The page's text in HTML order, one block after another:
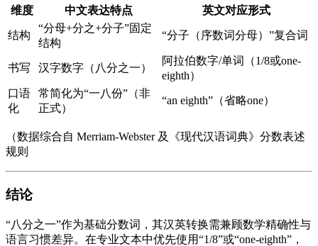
维度 中文表达特点 英文对应形式
结构
“分母+分之+分子”固定
结构
“分子（序数词分母）”复合词
书写 汉字数字（八分之一）
阿拉伯数字/单词（1/8或one-
eighth）
口语
化
常简化为“一八份”（非
正式）
“an eighth”（省略one）
（数据综合自 Merriam-Webster 及《现代汉语词典》分数表述
规则
结论
“八分之一”作为基础分数词，其汉英转换需兼顾数学精确性与
语言习惯差异。在专业文本中优先使用“1/8”或“one-eighth”，